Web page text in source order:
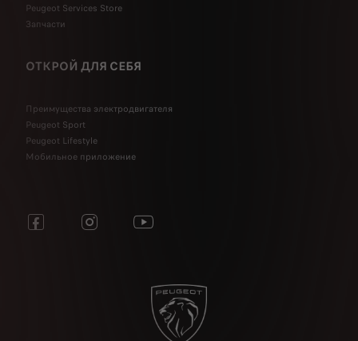
Peugeot Services Store
Запчасти
ОТКРОЙ ДЛЯ СЕБЯ
Преимущества электродвигателя
Peugeot Sport
Peugeot Lifestyle
Мобильное приложение